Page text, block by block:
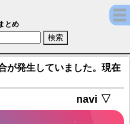
西薗雪乃)【Food
とめ
が発生していました。現在
navi ▽